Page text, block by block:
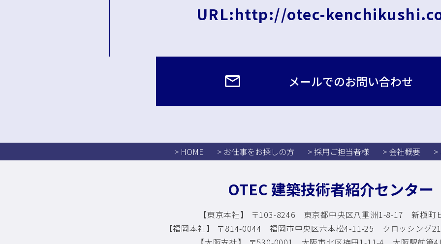
URL:http://otec-
メールでのお問い合わせ
> HOME > お仕事をお探しの方 > 採用ご担当者様 > 会社概要 >
OTEC 建築技術者紹介センター
【東京本社】 〒103-8246 東京都中央区八重洲1-8-17新槇町
【福岡本社】 〒814-0044 福岡市中央区六本松4-11-25 クロッシング